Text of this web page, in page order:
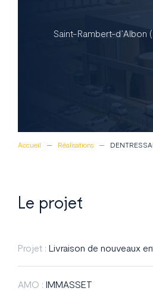
Saint-Rambert-d’Albon
Accueil Réalisations
Le projet
Projet : Livraison de nouveaux
AMO : IMMASSET